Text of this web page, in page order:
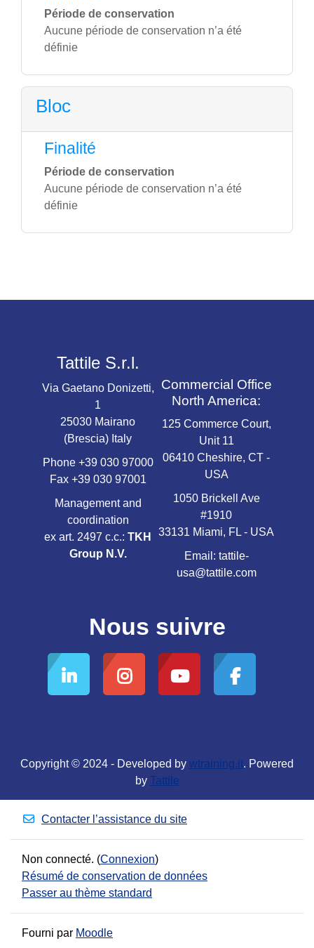
Période de conservation
Aucune période de conservation n’a été
définie
Bloc
Finalité
Période de conservation
Aucune période de conservation n’a été
définie
Tattile S.r.l.
Via Gaetano Donizetti,
1
25030 Mairano
(Brescia) Italy
Phone +39 030 97000
Fax +39 030 97001
Management and
coordination
ex art. 2497 c.c.: TKH
Group N.V.
Commercial Office
North America:
125 Commerce Court,
Unit 11
06410 Cheshire, CT -
USA
1050 Brickell Ave
#1910
33131 Miami, FL - USA
Email: tattile-
usa@tattile.com
Nous suivre
Copyright © 2024 - Developed by wtraining.it. Powered
by Tattile
Contacter l’assistance du site
Non connecté. (Connexion)
Résumé de conservation de données
Passer au thème standard
Fourni par Moodle